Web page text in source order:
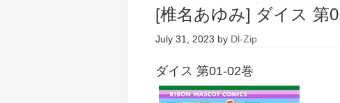
[椎名あゆみ] ダイス 第
July 31, 2023 by Dl-Zip
ダイス 第01-02巻